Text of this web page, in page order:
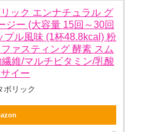
ック エンナチュラル グ
ジー (大容量 15回～30回
プル風味 (1杯48.8kcal) 粉
ァスティング 酵素 スム
維/マルチビタミン/乳酸
イー
ボリック